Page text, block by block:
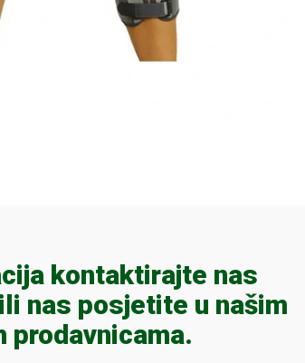
kontaktirajte nas
nas posjetite u našim